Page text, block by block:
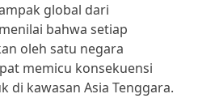
global dari
bahwa setiap
oleh satu negara
memicu konsekuensi
di kawasan Asia Tenggara.